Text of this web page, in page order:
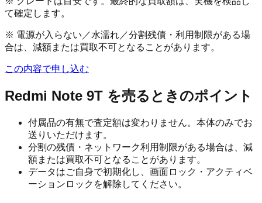
て確定します。
※ 電源が入らない／水濡れ／分割残債・利用制限がある場
合は、減額または買取不可となることがあります。
この内容で申し込む
Redmi Note 9T を売るときのポイント
付属品の有無で査定額は変わりません。本体のみでお
送りいただけます。
分割の残債・ネットワーク利用制限がある場合は、減
額または買取不可となることがあります。
データはご自身で初期化し、画面ロック・アクティベ
ーションロックを解除してください。